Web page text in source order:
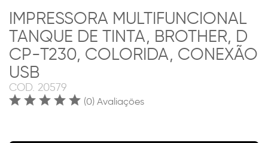
IMPRESSORA MULTIFUNCIONAL
TANQUE DE TINTA, BROTHER, D
CP-T230, COLORIDA, CONEXÃO
USB
COD. 20579
(0) Avaliações